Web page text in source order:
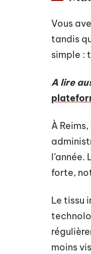
Vous
tandis
simple :
A lire
À Reims,
forte,
Le tissu
moins